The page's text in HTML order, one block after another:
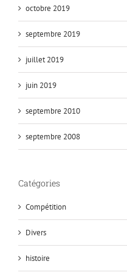
octobre 2019
septembre 2019
juillet 2019
juin 2019
septembre 2010
septembre 2008
Catégories
Compétition
Divers
histoire